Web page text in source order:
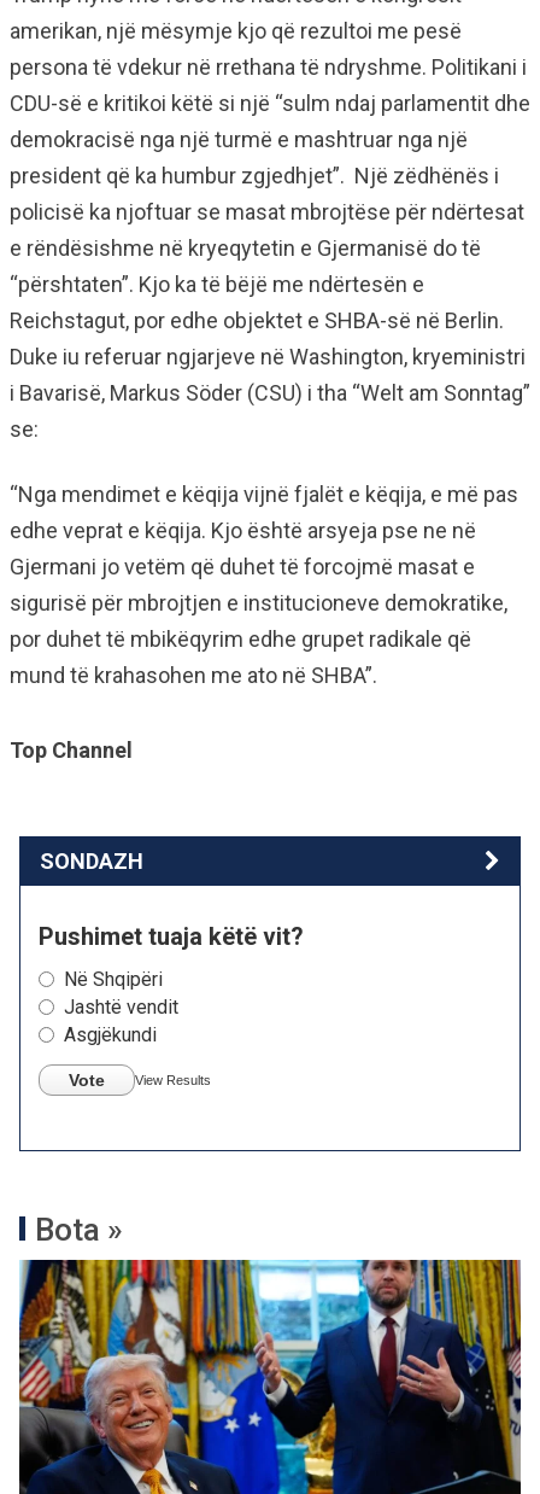
amerikan, një mësymje kjo që rezultoi me pesë
persona të vdekur në rrethana të ndryshme. Politikani i
CDU-së e kritikoi këtë si një “sulm ndaj parlamentit dhe
demokracisë nga një turmë e mashtruar nga një
president që ka humbur zgjedhjet”. Një zëdhënës i
policisë ka njoftuar se masat mbrojtëse për ndërtesat
e rëndësishme në kryeqytetin e Gjermanisë do të
“përshtaten”. Kjo ka të bëjë me ndërtesën e
Reichstagut, por edhe objektet e SHBA-së në Berlin.
Duke iu referuar ngjarjeve në Washington, kryeministri
i Bavarisë, Markus Söder (CSU) i tha “Welt am Sonntag”
se:
“Nga mendimet e këqija vijnë fjalët e këqija, e më pas
edhe veprat e këqija. Kjo është arsyeja pse ne në
Gjermani jo vetëm që duhet të forcojmë masat e
sigurisë për mbrojtjen e institucioneve demokratike,
por duhet të mbikëqyrim edhe grupet radikale që
mund të krahasohen me ato në SHBA”.
Top Channel
SONDAZH
Pushimet tuaja këtë vit?
Në Shqipëri
Jashtë vendit
Asgjëkundi
Vote View Results
Bota »